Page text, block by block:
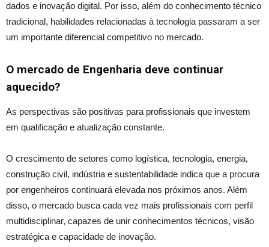
dados e inovação digital. Por isso, além do conhecimento técnico
tradicional, habilidades relacionadas à tecnologia passaram a ser
um importante diferencial competitivo no mercado.
O mercado de Engenharia deve continuar
aquecido?
As perspectivas são positivas para profissionais que investem
em qualificação e atualização constante.
O crescimento de setores como logística, tecnologia, energia,
construção civil, indústria e sustentabilidade indica que a procura
por engenheiros continuará elevada nos próximos anos. Além
disso, o mercado busca cada vez mais profissionais com perfil
multidisciplinar, capazes de unir conhecimentos técnicos, visão
estratégica e capacidade de inovação.